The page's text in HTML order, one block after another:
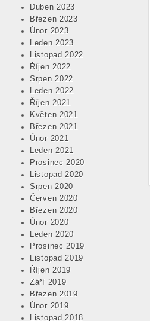
Duben 2023
Březen 2023
Únor 2023
Leden 2023
Listopad 2022
Říjen 2022
Srpen 2022
Leden 2022
Říjen 2021
Květen 2021
Březen 2021
Únor 2021
Leden 2021
Prosinec 2020
Listopad 2020
Srpen 2020
Červen 2020
Březen 2020
Únor 2020
Leden 2020
Prosinec 2019
Listopad 2019
Říjen 2019
Září 2019
Březen 2019
Únor 2019
Listopad 2018